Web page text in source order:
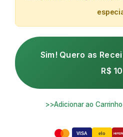
Sim! Quero as
R$ 10
>>Adicionar ao
VISA elo